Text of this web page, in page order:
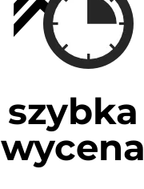
szybka
wycena